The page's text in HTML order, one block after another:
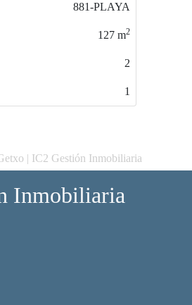
881-PLAYA
127 m2
2
1
| IC2 Gestión Inmobiliaria
Inmobiliaria